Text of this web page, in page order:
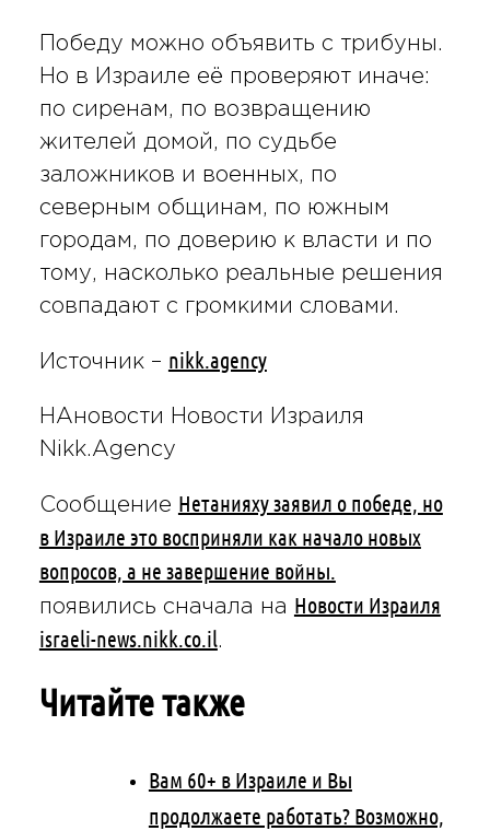
Победу можно объявить с трибуны.
Но в Израиле её проверяют иначе:
по сиренам, по возвращению
жителей домой, по судьбе
заложников и военных, по
северным общинам, по южным
городам, по доверию к власти и по
тому, насколько реальные решения
совпадают с громкими словами.
Источник – nikk.agency
НАновости Новости Израиля
Nikk.Agency
Сообщение Нетанияху заявил о победе, но
в Израиле это восприняли как начало новых
вопросов, а не завершение войны.
появились сначала на Новости Израиля
israeli-news.nikk.co.il
Читайте также
Вам 60+ в Израиле и Вы
продолжаете работать? Возможно,